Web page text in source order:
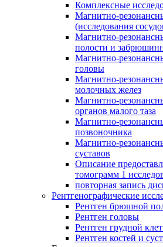
Комплексные
Магнитно-
(исследования
Магнитно-
полости и
Магнитно-
головы
Магнитно-
молочных желез
Магнитно-
органов малого таза
Магнитно-
позвоночника
Магнитно-
суставов
Описание
томограмм 1
повторная запись
Рентгенографические
Рентген брюшной
Рентген головы
Рентген грудной
Рентген костей и